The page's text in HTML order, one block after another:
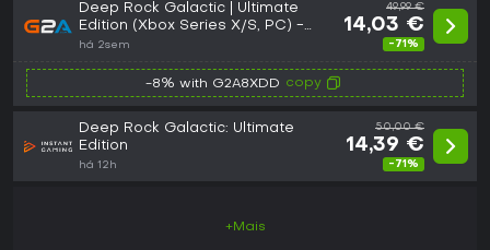
Deep Rock Galactic | Ultimate
Edition (Xbox Series X/S, PC) -
Xbox Live Key - EUROPE
há 2sem
49,99 €
14,03 €
-71%
-8% with G2A8XDD copy
Deep Rock Galactic: Ultimate
Edition
há 12h
50,00 €
14,39 €
-71%
+Mais